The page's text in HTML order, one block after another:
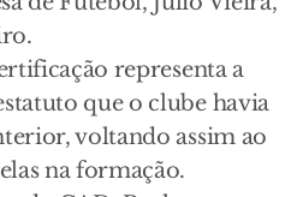
representa a
que o clube havia
voltando assim ao
na formação.